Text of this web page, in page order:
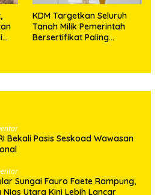
KDM Targetkan Seluruh
Tanah Milik Pemerintah
Bersertifikat Paling
Bekali Pasis Seskoad Wawasan
Sungai Fauro Faete Rampung,
Utara Kini Lebih Lancar